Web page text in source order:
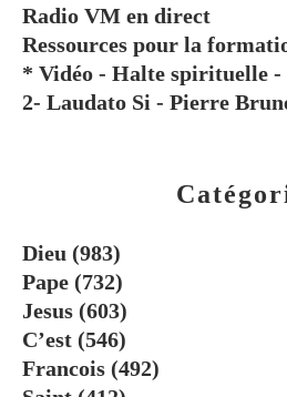
Dieu (983)
Pape (732)
Jesus (603)
C’est (546)
Francois (492)
Radio VM en direct
Ressources pour la
* Vidéo - Halte spirituelle -
2- Laudato Si - Pierre